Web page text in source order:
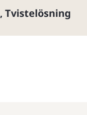
, Tvistelösning